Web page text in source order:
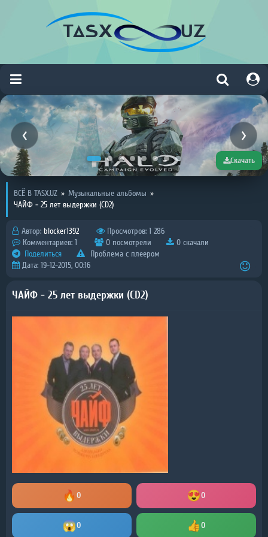
Скачать
Скачать
ВСЁ В TASX.UZ » Музыкальные альбомы »
ЧАЙФ - 25 лет выдержки (CD2)
Автор: blocker1392
Просмотров: 1 286
Комментариев: 1
0 посмотрели
0 скачали
Поделиться
Проблема с плеером
Дата: 19-12-2015, 00:16
ЧАЙФ - 25 лет выдержки (CD2)
0 0
0 0